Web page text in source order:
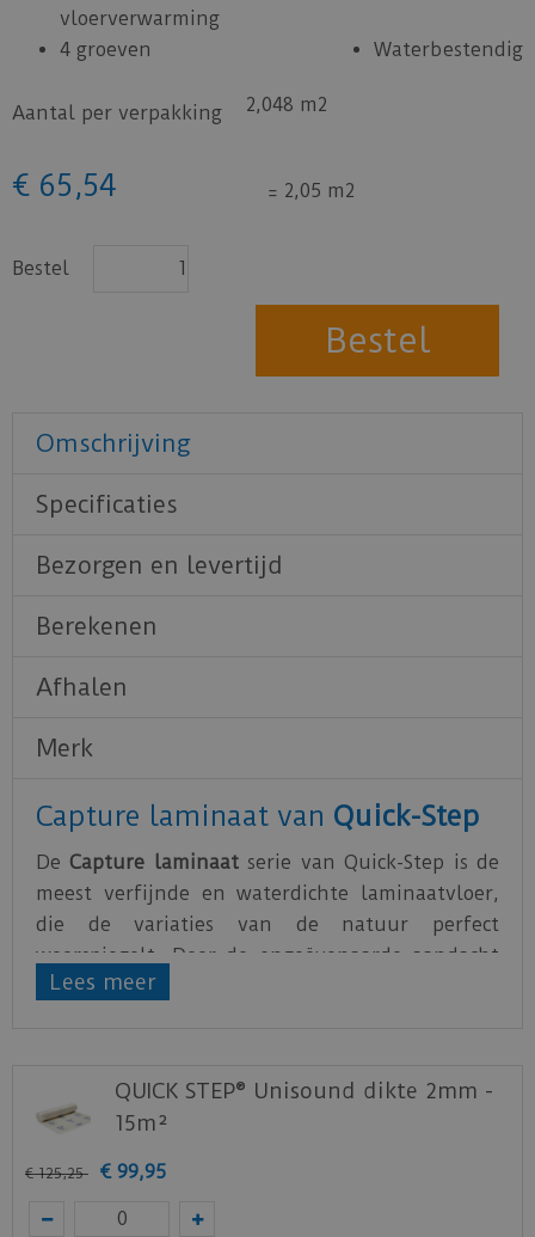
vloerverwarming
4 groeven Waterbestendig
Aantal per verpakking 2,048 m2
€ 65 ,54 = 2,05 m2
Bestel
Omschrijving
Specificaties
Bezorgen en levertijd
Berekenen
Afhalen
Merk
Capture laminaat van Quick-Step
De Capture laminaatserie van Quick-Step is de
meest verfijnde en waterdichte laminaatvloer,
die de variaties van de natuur perfect
weerspiegelt. Door de ongeëvenaarde aandacht
voor details valt deze laminaatvloer niet te
essentieel belang om de juiste ondervloer te
kiezen. Naast het creëren van een vlakke basis,
thermische isolatie en dempt het kraakgeluiden.
Bovendien biedt je ondervloer een uitstekende
Lees meer
QUICK STEP® Unisound dikte 2mm -
15m²
€ 125,25 € 99,95